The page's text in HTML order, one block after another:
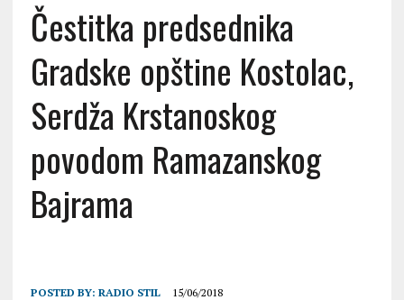
Čestitka predsednika
Gradske opštine Kostolac,
Serdža Krstanoskog
povodom Ramazanskog
Bajrama
POSTED BY: RADIO STIL 15/06/2018